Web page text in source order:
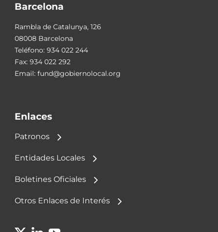
Barcelona
Rambla de Catalunya, 126
08008 Barcelona
Teléfono: 934 022 244
Fax: 934 022 292
Email: fund@gobiernolocal.org
Enlaces
Patronos
Entidades Locales
Boletines Oficiales
Otros Enlaces de Interés